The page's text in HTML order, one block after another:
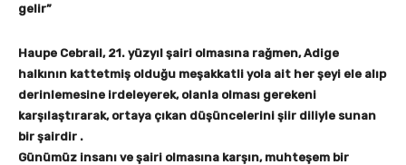
gelir”
Haupe Cebrail, 21. yüzyıl şairi olmasına rağmen, Adige
halkının kattetmiş olduğu meşakkatli yola ait her şeyi ele alıp
derinlemesine irdeleyerek, olanla olması gerekeni
karşılaştırarak, ortaya çıkan düşüncelerini şiir diliyle sunan
bir şairdir .
Günümüz insanı ve şairi olmasına karşın, muhteşem bir